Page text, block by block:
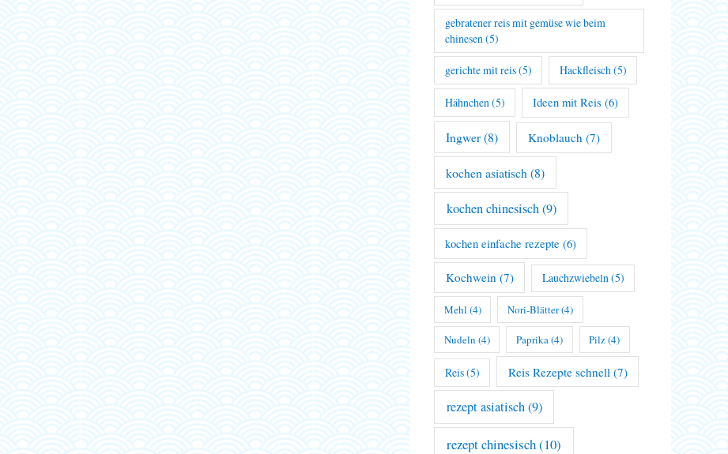
gebratener reis mit gemüse wie beim
chinesen(5)
gerichte mit reis(5) Hackfleisch (5)
Hähnchen(5) Ideen mit Reis (6)
Ingwer(8) Knoblauch (7)
kochen asiatisch (8)
kochen chinesisch(9)
kochen einfache rezepte (6)
Kochwein(7) Lauchzwiebeln(5)
Mehl (4) Nori-Blätter(4)
Nudeln (4) Paprika (4) Pilz(4)
Reis(5) Reis Rezepte schnell (7)
rezept asiatisch(9)
rezept chinesisch(10)